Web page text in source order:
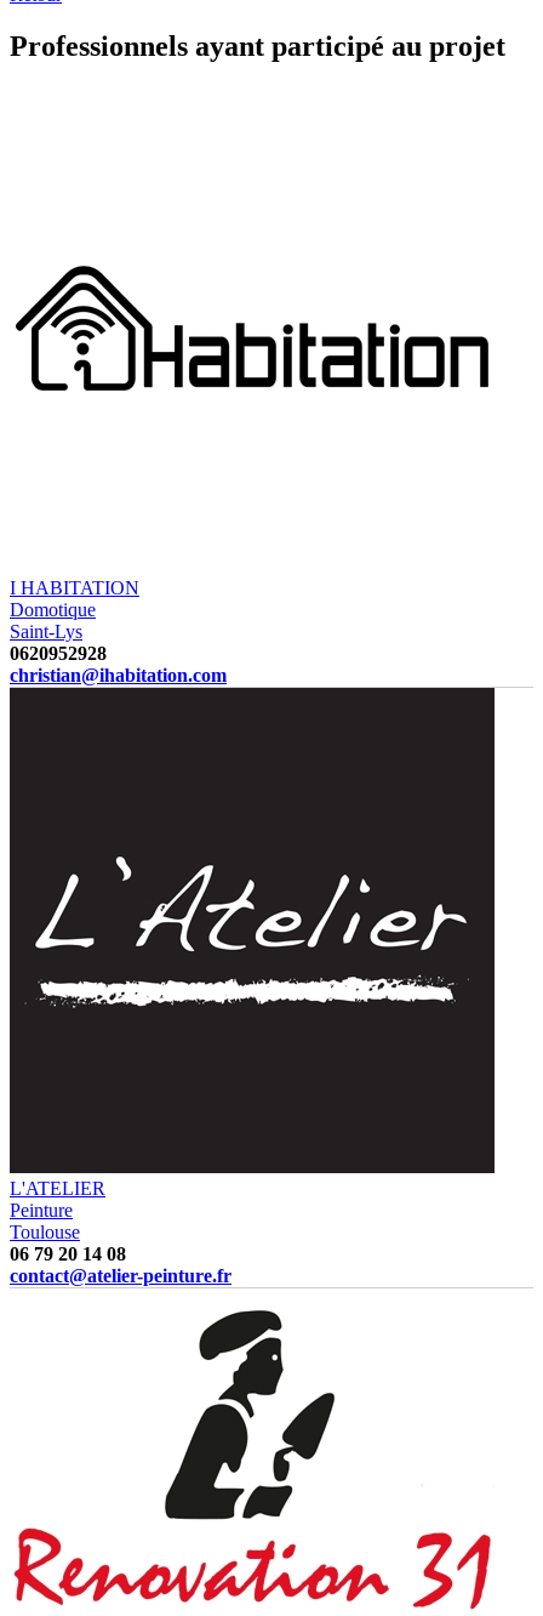
Professionnels ayant participé au projet
I HABITATION
Domotique
Saint-Lys
0620952928
christian@ihabitation.com
L'ATELIER
Peinture
Toulouse
06 79 20 14 08
contact@atelier-peinture.fr